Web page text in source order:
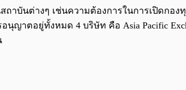
บันต่างๆ เช่นความต้องการในการเปิดกองทุ
ตอยู่ทั้งหมด 4 บริษัท คือ Asia Pacific